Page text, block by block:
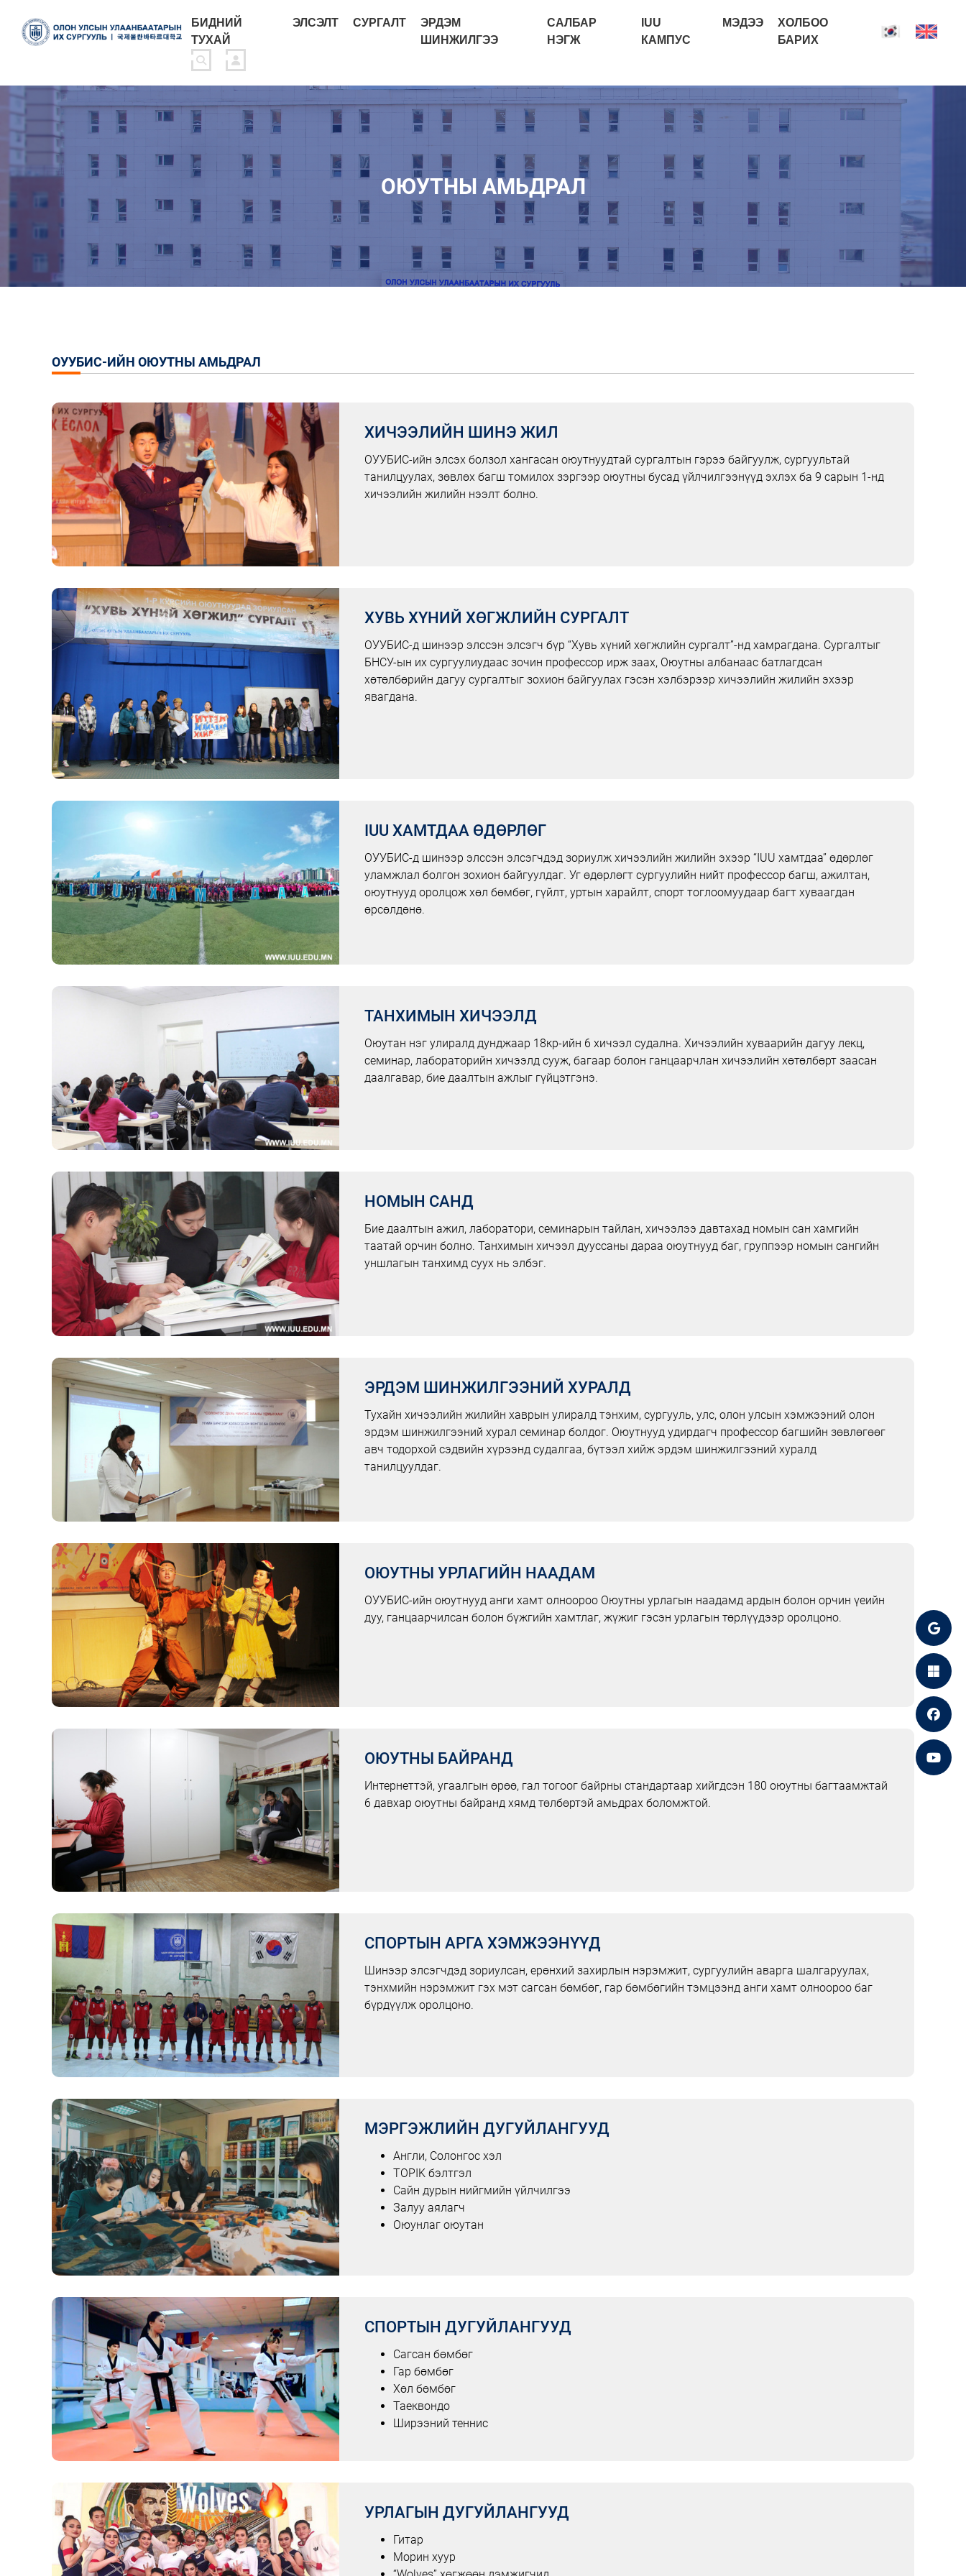
БИДНИЙ
ТУХАЙ
ЭЛСЭЛТ СУРГАЛТ
ЭРДЭМ
ШИНЖИЛГЭЭ
САЛБАР
НЭГЖ
IUU
КАМПУС
МЭДЭЭ
ХОЛБОО
БАРИХ
ОЮУТНЫ АМЬДРАЛ
ОУУБИС-ИЙН ОЮУТНЫ АМЬДРАЛ
ХИЧЭЭЛИЙН ШИНЭ ЖИЛ
ОУУБИС-ийн элсэх болзол хангасан оюутнуудтай сургалтын гэрээ байгуулж, сургуультай
танилцуулах, зөвлөх багш томилох зэргээр оюутны бусад үйлчилгээнүүд эхлэх ба 9 сарын 1-нд
хичээлийн жилийн нээлт болно.
ХУВЬ ХҮНИЙ ХӨГЖЛИЙН СУРГАЛТ
ОУУБИС-д шинээр элссэн элсэгч бүр “Хувь хүний хөгжлийн сургалт”-нд хамрагдана. Сургалтыг
БНСУ-ын их сургуулиудаас зочин профессор ирж заах, Оюутны албанаас батлагдсан
хөтөлбөрийн дагуу сургалтыг зохион байгуулах гэсэн хэлбэрээр хичээлийн жилийн эхээр
явагдана.
IUU ХАМТДАА ӨДӨРЛӨГ
ОУУБИС-д шинээр элссэн элсэгчдэд зориулж хичээлийн жилийн эхээр “IUU хамтдаа” өдөрлөг
уламжлал болгон зохион байгуулдаг. Уг өдөрлөгт сургуулийн нийт профессор багш, ажилтан,
оюутнууд оролцож хөл бөмбөг, гүйлт, уртын харайлт, спорт тоглоомуудаар багт хуваагдан
өрсөлдөнө.
ТАНХИМЫН ХИЧЭЭЛД
Оюутан нэг улиралд дунджаар 18кр-ийн 6 хичээл судална. Хичээлийн хуваарийн дагуу лекц,
семинар, лабораторийн хичээлд сууж, багаар болон ганцаарчлан хичээлийн хөтөлбөрт заасан
даалгавар, бие даалтын ажлыг гүйцэтгэнэ.
НОМЫН САНД
Бие даалтын ажил, лаборатори, семинарын тайлан, хичээлээ давтахад номын сан хамгийн
таатай орчин болно. Танхимын хичээл дууссаны дараа оюутнууд баг, группээр номын сангийн
уншлагын танхимд суух нь элбэг.
ЭРДЭМ ШИНЖИЛГЭЭНИЙ ХУРАЛД
Тухайн хичээлийн жилийн хаврын улиралд тэнхим, сургууль, улс, олон улсын хэмжээний олон
эрдэм шинжилгээний хурал семинар болдог. Оюутнууд удирдагч профессор багшийн зөвлөгөөг
авч тодорхой сэдвийн хүрээнд судалгаа, бүтээл хийж эрдэм шинжилгээний хуралд
танилцуулдаг.
ОЮУТНЫ УРЛАГИЙН НААДАМ
ОУУБИС-ийн оюутнууд анги хамт олноороо Оюутны урлагын наадамд ардын болон орчин үеийн
дуу, ганцаарчилсан болон бүжгийн хамтлаг, жүжиг гэсэн урлагын төрлүүдээр оролцоно.
ОЮУТНЫ БАЙРАНД
Интернеттэй, угаалгын өрөө, гал тогоог байрны стандартаар хийгдсэн 180 оюутны багтаамжтай
6 давхар оюутны байранд хямд төлбөртэй амьдрах боломжтой.
СПОРТЫН АРГА ХЭМЖЭЭНҮҮД
Шинээр элсэгчдэд зориулсан, ерөнхий захирлын нэрэмжит, сургуулийн аварга шалгаруулах,
тэнхмийн нэрэмжит гэх мэт сагсан бөмбөг, гар бөмбөгийн тэмцээнд анги хамт олноороо баг
бүрдүүлж оролцоно.
МЭРГЭЖЛИЙН ДУГУЙЛАНГУУД
Англи, Солонгос хэл
TOPIK бэлтгэл
Сайн дурын нийгмийн үйлчилгээ
Залуу аялагч
Оюунлаг оюутан
СПОРТЫН ДУГУЙЛАНГУУД
Сагсан бөмбөг
Гар бөмбөг
Хөл бөмбөг
Таеквондо
Ширээний теннис
УРЛАГЫН ДУГУЙЛАНГУУД
Гитар
Морин хуур